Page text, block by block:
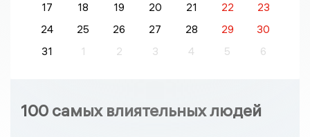
17
18 19 20 21 22
23
24
25 26 27 28 29
30
31
1 2 3 4 5 6
100 самых влиятельных людей